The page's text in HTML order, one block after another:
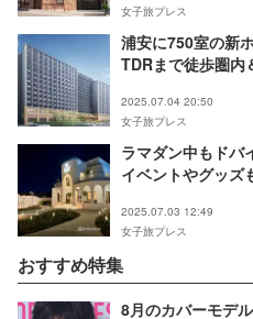
女子旅プレス
浦安に750室の新
TDRまで徒歩圏内
2025.07.04 20:50
女子旅プレス
ラマダン中もドバ
イベントやグッズ
2025.07.03 12:49
女子旅プレス
おすすめ特集
8月のカバーモデ